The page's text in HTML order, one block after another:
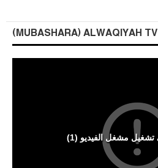
(MUBASHARA) ALWAQIYAH TV